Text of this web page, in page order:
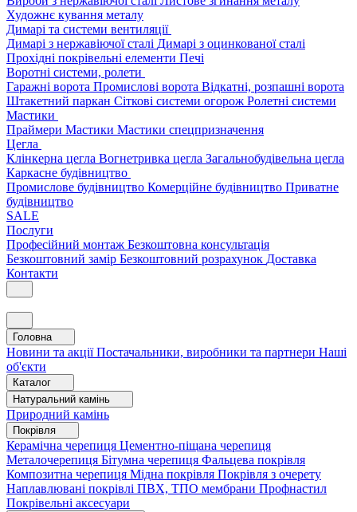
Художнє кування металу
Димарі та системи вентиляції
Димарі з нержавіючої сталі Димарі з оцинкованої сталі
Прохідні покрівельні елементи Печі
Воротні системи, ролети
Гаражні ворота Промислові ворота Відкатні, розпашні ворота
Штакетний паркан Сіткові системи огорож Ролетні системи
Мастики
Праймери Мастики Мастики спецпризначення
Цегла
Клінкерна цегла Вогнетривка цегла Загальнобудівельна цегла
Каркасне будівництво
Промислове будівництво Комерційне будівництво Приватне
будівництво
SALE
Послуги
Професійний монтаж Безкоштовна консультація
Безкоштовний замір Безкоштовний розрахунок Доставка
Контакти
Головна
Новини та акціїПостачальники, виробники та партнери Наші
об'єкти
Каталог
Натуральний камінь
Природний камінь
Покрівля
Керамічна черепиця Цементно-піщана черепиця
Металочерепиця Бітумна черепиця Фальцева покрівля
Композитна черепиця Мідна покрівля Покрівля з очерету
Наплавлювані покрівлі ПВХ, ТПО мембрани Профнастил
Покрівельні аксесуари